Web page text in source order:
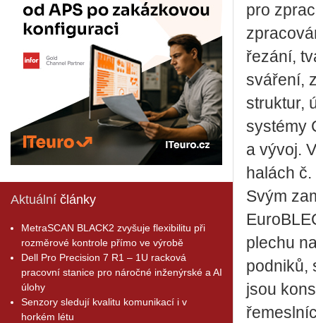
Aktuální články
MetraSCAN BLACK2 zvyšuje flexibilitu při
rozměrové kontrole přímo ve výrobě
Dell Pro Precision 7 R1 – 1U racková
pracovní stanice pro náročné inženýrské a AI
úlohy
Senzory sledují kvalitu komunikací i v
horkém létu
pro
řezání,
sváření,
struktur,
systémy
a vývoj.
halách
Svým
plechu
podniků,
jsou